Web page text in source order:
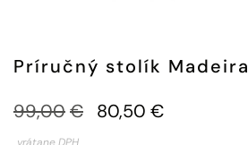
Príručný stolík Madeira
99,00€
Pôvodná
80,50 €
Aktuálna